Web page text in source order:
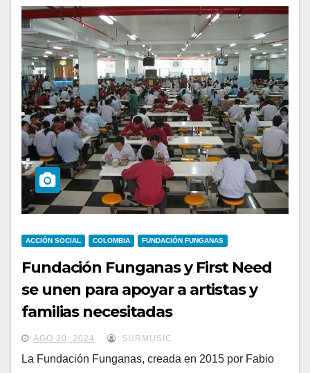
ACCIÓN SOCIAL COLOMBIA FUNDACIÓN FUNGANAS
Fundación Funganas y First Need
se unen para apoyar a artistas y
familias necesitadas
AGO 20, 2024 SURMUSIC
La Fundación Funganas, creada en 2015 por Fabio